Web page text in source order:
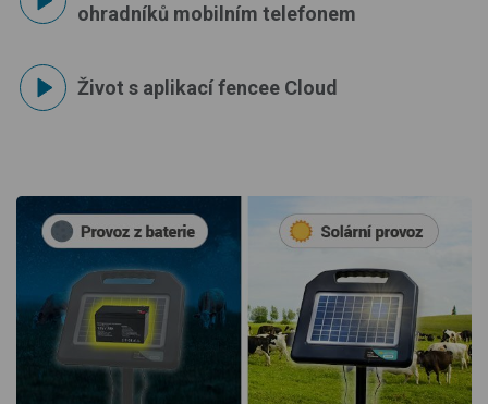
ohradníků mobilním telefonem
Život s aplikací fencee Cloud